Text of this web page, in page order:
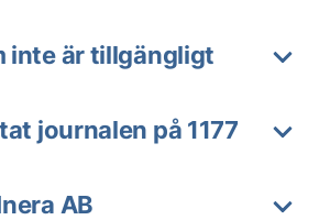
inte är tillgängligt
journalen på 1177
AB